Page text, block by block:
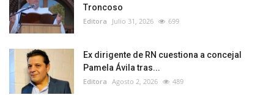
Troncoso
Editora Julio 31, 2026 699
Ex dirigente de RN cuestiona a concejal
Pamela Ávila tras...
Editora Agosto 2, 2026 489